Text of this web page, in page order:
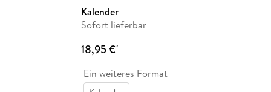
Kalender
Sofort lieferbar
18,95 €*
Ein weiteres Format